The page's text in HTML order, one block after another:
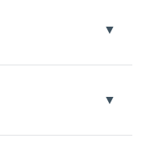
▼
▼